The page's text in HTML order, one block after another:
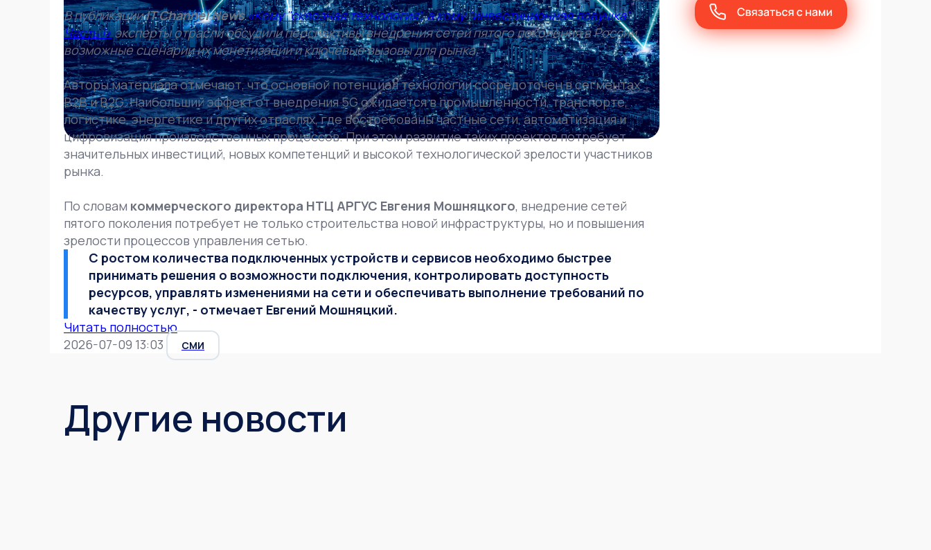
В публикацииIT Channel News«Кому "сквозная технология", а кому "инвестиционная ловушка".
Часть I»эксперты отрасли обсудили перспективы внедрения сетей пятого поколения в России,
возможные сценарии их монетизации и ключевые вызовы для рынка.
Авторы материала отмечают, что основной потенциал технологии сосредоточен в сегментах
B2B и B2G. Наибольший эффект от внедрения 5G ожидается в промышленности, транспорте,
логистике, энергетике и других отраслях, где востребованы частные сети, автоматизация и
цифровизация производственных процессов. При этом развитие таких проектов потребует
значительных инвестиций, новых компетенций и высокой технологической зрелости участников
рынка.
По словам коммерческого директора НТЦ АРГУС Евгения Мошняцкого, внедрение сетей
пятого поколения потребует не только строительства новой инфраструктуры, но и повышения
зрелости процессов управления сетью.
С ростом количества подключенных устройств и сервисов необходимо быстрее
принимать решения о возможности подключения, контролировать доступность
ресурсов, управлять изменениями на сети и обеспечивать выполнение требований по
качеству услуг, - отмечает Евгений Мошняцкий.
Читать полностью
2026-07-09 13:03
СМИ
Другие новости